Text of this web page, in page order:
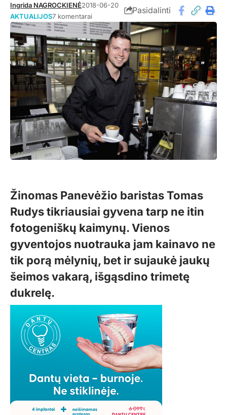
Ingrida NAGROCKIENĖ2018-06-20
AKTUALIJOS7 komentarai
Pasidalinti
Žinomas Panevėžio baristas Tomas
Rudys tikriausiai gyvena tarp ne itin
fotogeniškų kaimynų. Vienos
gyventojos nuotrauka jam kainavo ne
tik porą mėlynių, bet ir sujaukė jaukų
šeimos vakarą, išgąsdino trimetę
dukrelę.